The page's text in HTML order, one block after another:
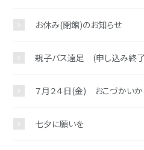
お休み(閉館)のお知らせ
親子バス遠足 (申し込み終
７月２４日(金) おこづかい
七夕に願いを